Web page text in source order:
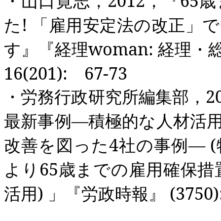
た!
「雇用安定法の改正」
す』『経理woman: 経理・
16(201):
67-73
・労務行政研究所編集部，
最新事例―積極的な人材活
改善を図った4社の事例―(
より 65歳までの雇用確保措
活用) 」『労政時報』